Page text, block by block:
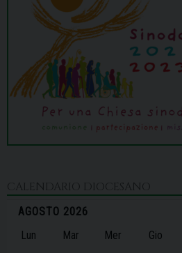
CALENDARIO DIOCESANO
AGOSTO 2026
Lun Mar Mer Gio